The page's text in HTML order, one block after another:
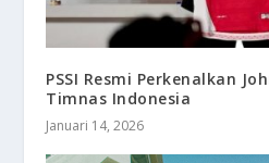
PSSI Resmi Perkenalkan
Timnas Indonesia
Januari 14, 2026